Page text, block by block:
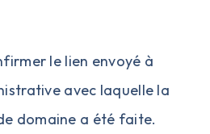
le lien envoyé à
avec laquelle la
domaine a été faite.